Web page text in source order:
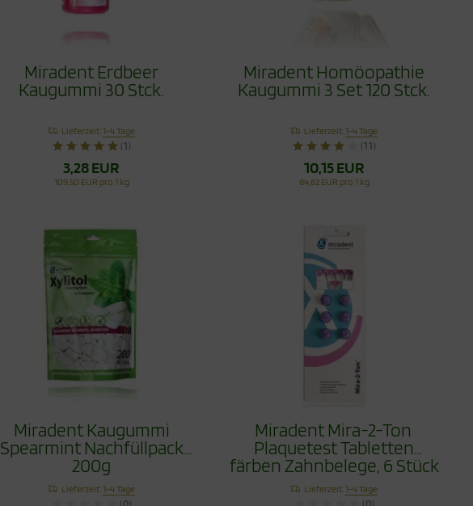
Miradent Erdbeer
Kaugummi 30 Stck.
Lieferzeit:1-4 Tage
(1)
3,28 EUR
109,50 EUR pro 1 kg
Miradent Homöopathie
Kaugummi 3 Set 120 Stck.
Lieferzeit:1-4 Tage
(11)
10,15 EUR
84,62 EUR pro 1 kg
Miradent Kaugummi
Spearmint Nachfüllpack
200g
Lieferzeit:1-4 Tage
Miradent Mira-2-Ton
Plaquetest Tabletten
färben Zahnbelege, 6 Stück
Lieferzeit:1-4 Tage